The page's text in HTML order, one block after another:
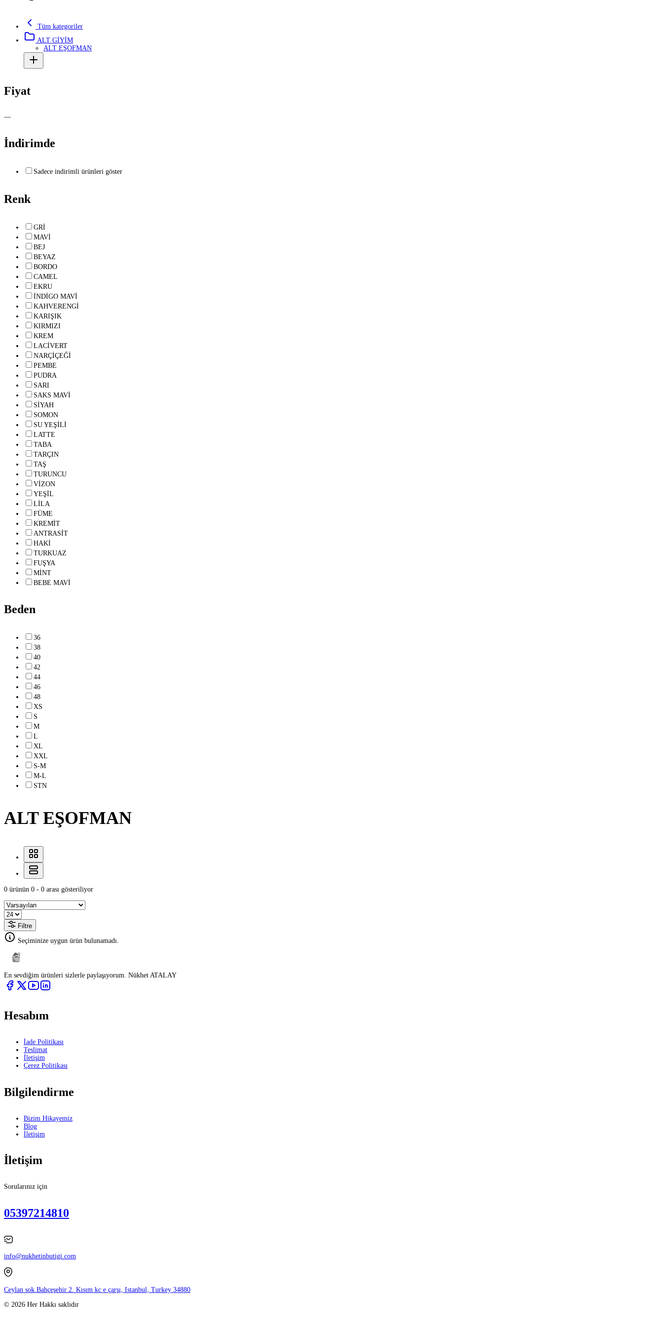
Tüm kategoriler
ALT GİYİM
ALT EŞOFMAN
Fiyat
—
İndirimde
Sadece indirimli ürünleri göster
Renk
GRİ
MAVİ
BEJ
BEYAZ
BORDO
CAMEL
EKRU
İNDİGO MAVİ
KAHVERENGİ
KARIŞIK
KIRMIZI
KREM
LACİVERT
NARÇİÇEĞİ
PEMBE
PUDRA
SARI
SAKS MAVİ
SİYAH
SOMON
SU YEŞİLİ
LATTE
TABA
TARÇIN
TAŞ
TURUNCU
VİZON
YEŞİL
LİLA
FÜME
KREMİT
ANTRASİT
HAKİ
TURKUAZ
FUŞYA
MİNT
BEBE MAVİ
Beden
36
38
40
42
44
46
48
XS
S
M
L
XL
XXL
S-M
M-L
STN
ALT EŞOFMAN
0 ürünün 0 - 0 arası gösteriliyor
Filtre
Seçiminize uygun ürün bulunamadı.
En sevdiğim ürünleri sizlerle paylaşıyorum. Nükhet ATALAY
Hesabım
İade Politikası
Teslimat
İletişim
Çerez Politikası
Bilgilendirme
Bizim Hikayemiz
Blog
İletişim
İletişim
Sorularınız için
05397214810
info@nukhetinbutigi.com
Ceylan sok.Bahçeşehir 2. Kısım kc e çarşı, Istanbul, Turkey 34880
© 2026 Her Hakkı saklıdır